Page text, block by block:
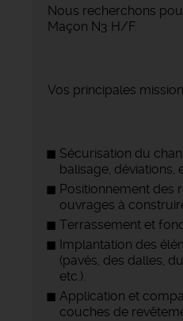
Nous recherchons
Maçon N3 H/F.
Vos principales
Sécurisation du
balisage, déviations,
Positionnement des
ouvrages à
Terrassement et
Implantation des
(pavés, des dalles,
etc.).
Application et
couches de